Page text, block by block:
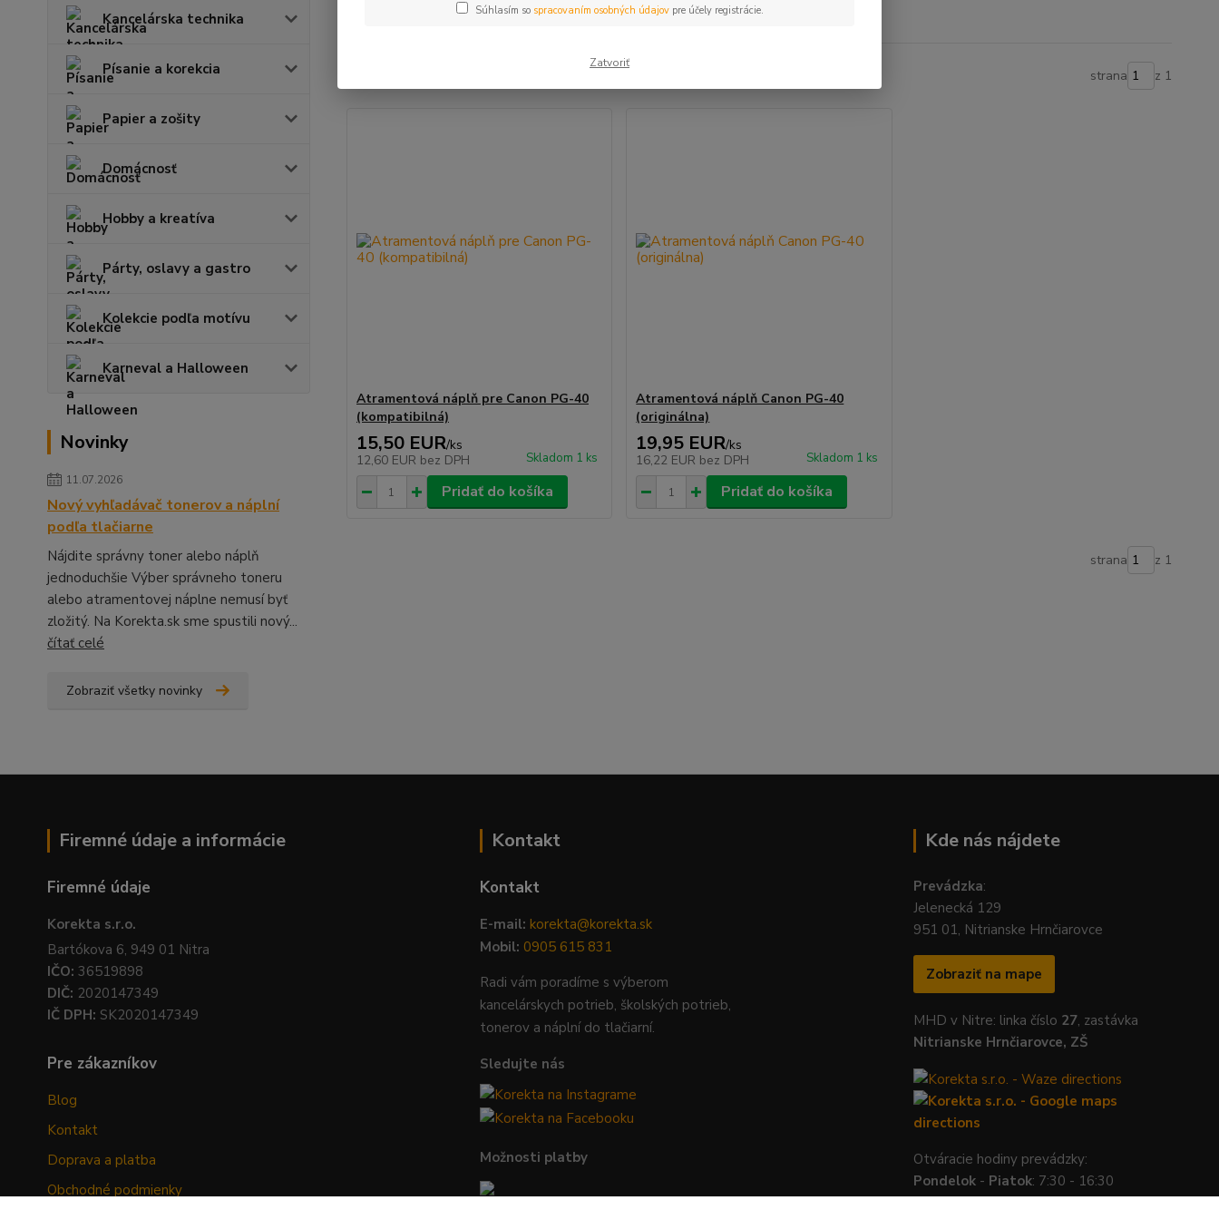
Kancelárska technika
Písanie a korekcia
Papier a zošity
Domácnosť
Hobby a kreatíva
Párty, oslavy a gastro
Kolekcie podľa motívu
Karneval a Halloween
Novinky
11.07.2026
Nový vyhľadávač tonerov a náplní
podľa tlačiarne
Nájdite správny toner alebo náplň
jednoduchšie Výber správneho toneru
alebo atramentovej náplne nemusí byť
zložitý. Na Korekta.sk sme spustili nový...
čítať celé
Zobraziť všetky novinky
strana z 1
Atramentová náplň pre Canon PG-40
(kompatibilná)
15,50 EUR/ks
12,60 EUR bez DPH Skladom 1 ks
Pridať do košíka
Atramentová náplň Canon PG-40
(originálna)
19,95 EUR/ks
16,22 EUR bez DPH Skladom 1 ks
Pridať do košíka
strana z 1
Firemné údaje a informácie
Firemné údaje
Korekta s.r.o.
Bartókova 6, 949 01 Nitra
IČO: 36519898
DIČ: 2020147349
IČ DPH: SK2020147349
Pre zákazníkov
Blog
Kontakt
Doprava a platba
Obchodné podmienky
Kontakt
Kontakt
E-mail: korekta@korekta.sk
Mobil: 0905 615 831
Radi vám poradíme s výberom
kancelárskych potrieb, školských potrieb,
tonerov a náplní do tlačiarní.
Sledujte nás
Možnosti platby
Kde nás nájdete
Prevádzka:
Jelenecká 129
951 01, Nitrianske Hrnčiarovce
Zobraziť na mape
MHD v Nitre: linka číslo 27, zastávka
Nitrianske Hrnčiarovce, ZŠ
Otváracie hodiny prevádzky:
Pondelok - Piatok: 7:30 - 16:30
Súhlasím so spracovaním osobných údajovpre účely registrácie.
Zatvoriť